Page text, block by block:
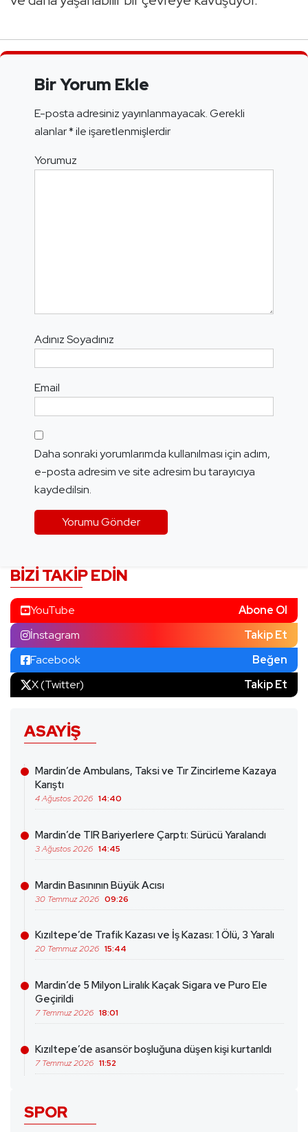
Bir Yorum Ekle
E-posta adresiniz yayınlanmayacak.Gerekli
alanlar*ile işaretlenmişlerdir
Yorumuz
Adınız Soyadınız
Email
Daha sonraki yorumlarımda kullanılması için adım,
e-posta adresim ve site adresim bu tarayıcıya
kaydedilsin.
BIZI TAKIP EDIN
YouTube
Abone Ol
İnstagram
Takip Et
Facebook
Beğen
X (Twitter)
Takip Et
ASAYIŞ
Mardin’de Ambulans, Taksi ve Tır Zincirleme Kazaya
Karıştı
4 Ağustos 2026 14:40
Mardin’de TIR Bariyerlere Çarptı: Sürücü Yaralandı
3 Ağustos 2026 14:45
Mardin Basınının Büyük Acısı
30 Temmuz 2026 09:26
Kızıltepe’de Trafik Kazası ve İş Kazası: 1 Ölü, 3 Yaralı
20 Temmuz 2026 15:44
Mardin’de 5 Milyon Liralık Kaçak Sigara ve Puro Ele
Geçirildi
7 Temmuz 2026 18:01
Kızıltepe’de asansör boşluğuna düşen kişi kurtarıldı
7 Temmuz 2026 11:52
SPOR